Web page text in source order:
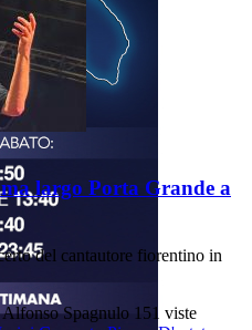
largo Porta Grande a
del cantautore fiorentino in
Spagnulo 151 viste